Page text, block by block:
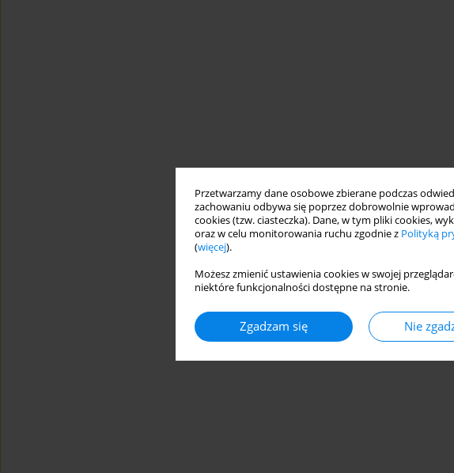
Przetwarzamy dane osobowe zbierane podczas
zachowaniu odbywa się poprzez dobrowolnie
cookies (tzw. ciasteczka). Dane, w tym pliki cookies,
oraz w celu monitorowania ruchu zgodnie z Polityką
(więcej).
Możesz zmienić ustawienia cookies w swojej
niektóre funkcjonalności dostępne na stronie.
Zgadzam się Nie